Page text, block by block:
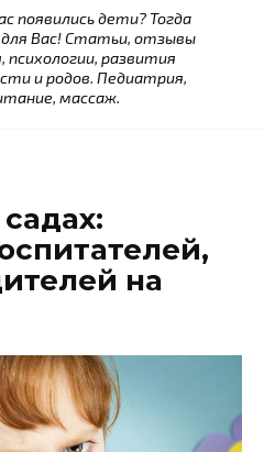
появились дети? Тогда
Вас! Статьи, отзывы
психологии, развития
и родов. Педиатрия,
массаж.
на